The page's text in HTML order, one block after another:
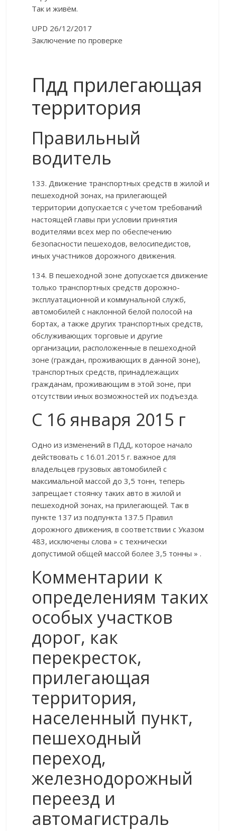
Так и живём.
UPD 26/12/2017
Заключение по проверке
Пдд прилегающая
территория
Правильный
водитель
133. Движение транспортных средств в жилой и
пешеходной зонах, на прилегающей
территории допускается с учетом требований
настоящей главы при условии принятия
водителями всех мер по обеспечению
безопасности пешеходов, велосипедистов,
иных участников дорожного движения.
134. В пешеходной зоне допускается движение
только транспортных средств дорожно-
эксплуатационной и коммунальной служб,
автомобилей с наклонной белой полосой на
бортах, а также других транспортных средств,
обслуживающих торговые и другие
организации, расположенные в пешеходной
зоне (граждан, проживающих в данной зоне),
транспортных средств, принадлежащих
гражданам, проживающим в этой зоне, при
отсутствии иных возможностей их подъезда.
C 16 января 2015 г
Одно из изменений в ПДД, которое начало
действовать с 16.01.2015 г. важное для
владельцев грузовых автомобилей с
максимальной массой до 3,5 тонн, теперь
запрещает стоянку таких авто в жилой и
пешеходной зонах, на прилегающей. Так в
пункте 137 из подпункта 137.5 Правил
дорожного движения, в соответствии с Указом
483, исключены слова » с технически
допустимой общей массой более 3,5 тонны » .
Комментарии к
определениям таких
особых участков
дорог, как
перекресток,
прилегающая
территория,
населенный пункт,
пешеходный
переход,
железнодорожный
переезд и
автомагистраль